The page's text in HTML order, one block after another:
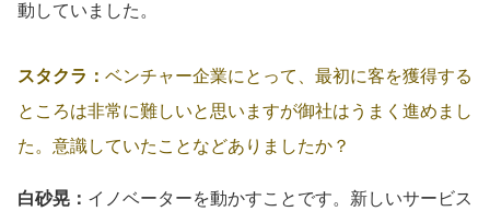
動していました。
スタクラ： ベンチャー企業にとって、最初に客を獲得する
ところは非常に難しいと思いますが御社はうまく進めまし
た。意識していたことなどありましたか？
白砂晃： イノベーターを動かすことです。新しいサービス